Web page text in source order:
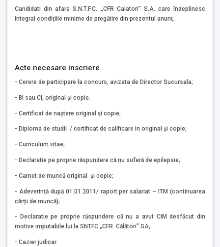
Candidati din afara S.N.T.F.C. „CFR Calatori” S.A. care îndeplinesc
integral condițiile minime de pregătire din prezentul anunț.
Acte necesare inscriere
- Cerere de participare la concurs, avizata de Director Sucursala;
- BI sau CI, original și copie.
- Certificat de naștere original și copie;
- Diploma de studii / certificat de calificare in original și copie;
- Curriculum vitae;
- Declaratie pe proprie răspundere că nu suferă de epilepsie;
- Carnet de muncă original și copie;
- Adeverință după 01.01.2011/ raport per salariat – ITM (continuarea
cărții de muncă);
- Declaratie pe proprie răspundere că nu a avut CIM desfăcut din
motive imputabile lui la SNTFC „CFR Călători” SA;
- Cazier judicar.